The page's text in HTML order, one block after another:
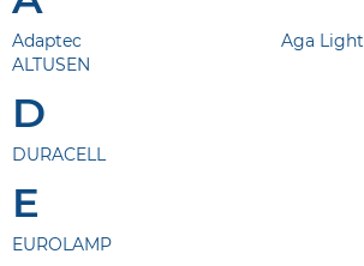
Adaptec
Aga Light
ALTUSEN
D
DURACELL
E
EUROLAMP